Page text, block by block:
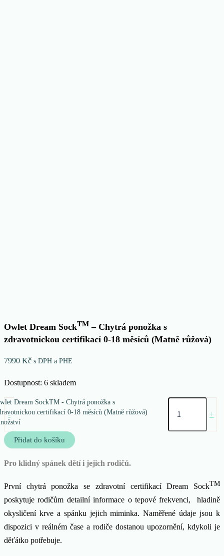
Owlet Dream SockTM – Chytrá ponožka s
zdravotnickou certifikací 0-18 měsíců (Matně růžová)
7990 Kč s DPH a PHE
Dostupnost: 6 skladem
-
Dream SockTM - Chytrá ponožka s
certifikací 0-18 měsíců (Matně růžová)
+
Přidat do košíku
Pro klidný spánek dětí i jejich rodičů.
První chytrá ponožka se zdravotní certifikací Dream SockTM
poskytuje rodičům detailní informace o tepové frekvenci, hladině
okysličení krve a spánku jejich miminka. Naměřené údaje jsou k
dispozici v reálném čase a rodiče dostanou upozornění, kdykoli je
děťátko potřebuje.